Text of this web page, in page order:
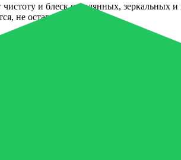
и блеск стеклянных,
не оставляет разводов.